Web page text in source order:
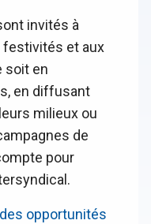
invités à
festivités et aux
soit en
en diffusant
milieux ou
de
pour
opportunités